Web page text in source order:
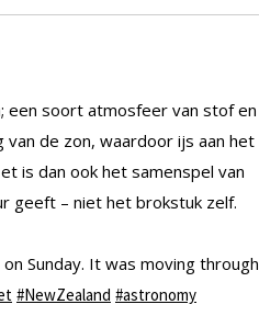
een soort atmosfeer van stof en
de zon, waardoor ijs aan het
is dan ook het samenspel van
geeft – niet het brokstuk zelf.
Sunday. It was moving through
#NewZealand #astronomy